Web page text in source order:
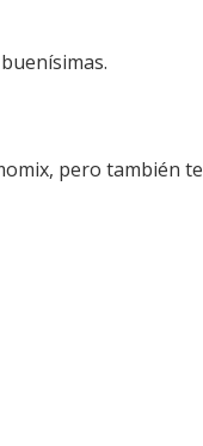
pero también te